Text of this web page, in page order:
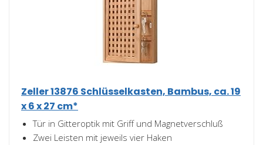
Zeller 13876 Schlüsselkasten, Bambus, ca. 19
x 6 x 27 cm*
Tür in Gitteroptik mit Griff und Magnetverschluß
Zwei Leisten mit jeweils vier Haken